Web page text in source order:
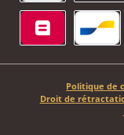
KBC/CBC
Politique de
Droit de